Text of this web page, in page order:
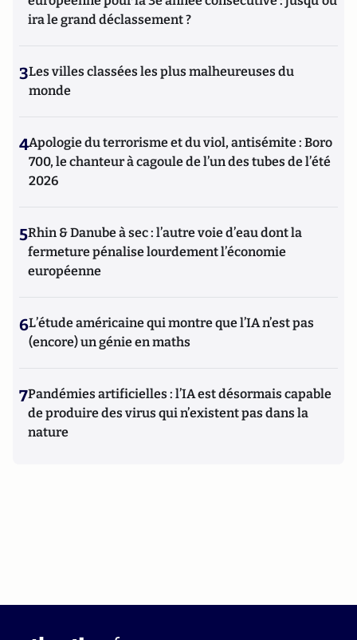
ira le grand déclassement ?
3Les villes classées les plus malheureuses du
monde
4Apologie du terrorisme et du viol, antisémite : Boro
700, le chanteur à cagoule de l’un des tubes de l’été
2026
5Rhin & Danube à sec : l’autre voie d’eau dont la
fermeture pénalise lourdement l’économie
européenne
6L’étude américaine qui montre que l’IA n’est pas
(encore) un génie en maths
7Pandémies artificielles : l’IA est désormais capable
de produire des virus qui n’existent pas dans la
nature